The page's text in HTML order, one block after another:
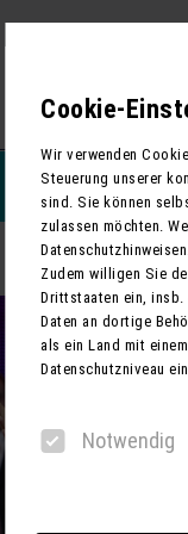
REISEFILTERN
Das Andre Rieu
Cookie-
Wir verwenden
Steuerung unserer
sind. Sie können
zulassen möchten.
Datenschutzhinweisen.
Zudem willigen Sie
Drittstaaten ein,
Daten an dortige
als ein Land mit
Datenschutzniveau
Notwendig